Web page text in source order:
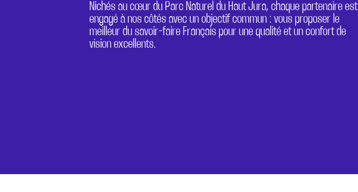
Nichés au cœur du Parc Naturel du Haut Jura, chaque partenaire est
engagé à nos côtés avec un objectif commun : vous proposer le
meilleur du savoir-faire Français pour une qualité et un confort de
vision excellents.